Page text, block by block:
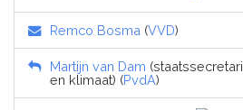
Remco Bosma (VVD)
Martijn van Dam
en klimaat) (PvdA)